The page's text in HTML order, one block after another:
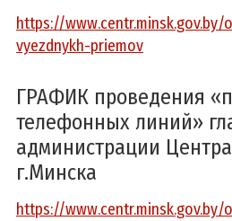
https://www.centr.minsk.gov.by/
vyezdnykh-priemov
ГРАФИК проведения
телефонных линий»
администрации
г.Минска
https://www.centr.minsk.gov.by/